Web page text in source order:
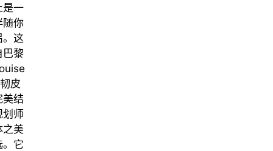
是一
随你
。这
巴黎
皮
美结
划师
之美
。它